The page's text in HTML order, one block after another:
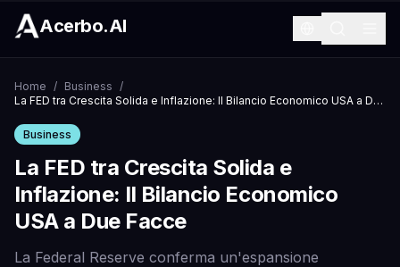
Acerbo.AI
Home / Business /
La FED tra Crescita Solida e Inflazione: Il Bilancio Economico USA a Due Facce
Business
La FED tra Crescita Solida e
Inflazione: Il Bilancio Economico
USA a Due Facce
La Federal Reserve conferma un'espansione